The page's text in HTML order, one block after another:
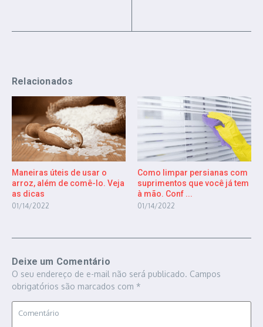
Relacionados
Maneiras úteis de usar o
arroz, além de comê-lo. Veja
as dicas
01/14/2022
Como limpar persianas com
suprimentos que você já tem
à mão. Conf ...
01/14/2022
Deixe um Comentário
O seu endereço de e-mail não será publicado. Campos
obrigatórios são marcados com *